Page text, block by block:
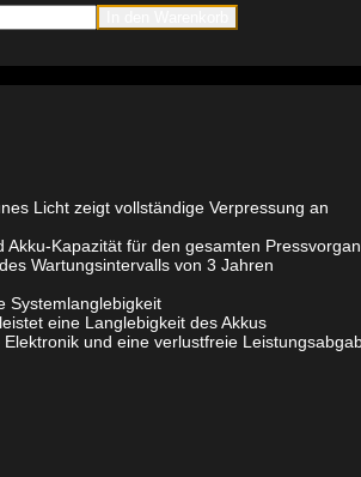
Licht zeigt vollständige Verpressung an
Kapazität für den gesamten
Wartungsintervalls von 3 Jahren
Systemlanglebigkeit
eine Langlebigkeit des Akkus
und eine verlustfreie